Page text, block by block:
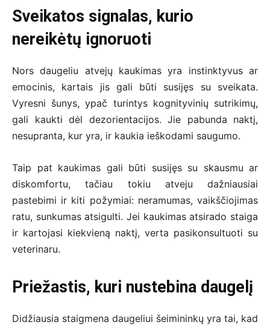
Sveikatos signalas, kurio
nereikėtų ignoruoti
Nors daugeliu atvejų kaukimas yra instinktyvus ar
emocinis, kartais jis gali būti susijęs su sveikata.
Vyresni šunys, ypač turintys kognityvinių sutrikimų,
gali kaukti dėl dezorientacijos. Jie pabunda naktį,
nesupranta, kur yra, ir kaukia ieškodami saugumo.
Taip pat kaukimas gali būti susijęs su skausmu ar
diskomfortu, tačiau tokiu atveju dažniausiai
pastebimi ir kiti požymiai: neramumas, vaikščiojimas
ratu, sunkumas atsigulti. Jei kaukimas atsirado staiga
ir kartojasi kiekvieną naktį, verta pasikonsultuoti su
veterinaru.
Priežastis, kuri nustebina daugelį
Didžiausia staigmena daugeliui šeimininkų yra tai, kad